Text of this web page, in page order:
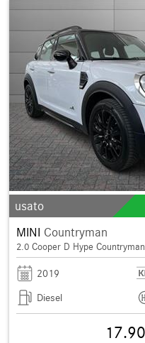
usato
MINI Countryman
2.0 Cooper D Hype
2019
Diesel